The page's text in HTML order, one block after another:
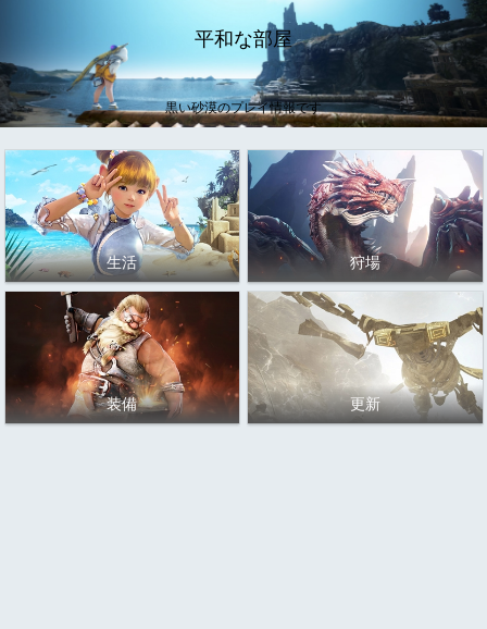
平和な部屋
黒い砂漠のプレイ情報です
生活 狩場
装備 更新